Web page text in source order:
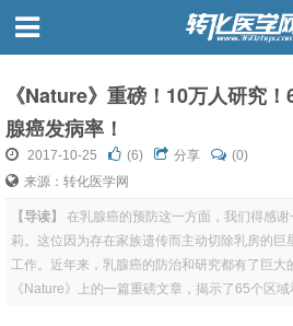
《Nature》重磅！10万人研究
腺癌发病率！
2017-10-25 (6) 分享
(0)
来源：转化医学网
【导读】
在乳腺癌的预防这一方面，我们得感
莉。这位因为存在家族遗传而主动切除乳房的巨
工作。近年来，乳腺癌的防治和研究都有了巨大
《Nature》上的一篇重磅文章，揭示了65个区